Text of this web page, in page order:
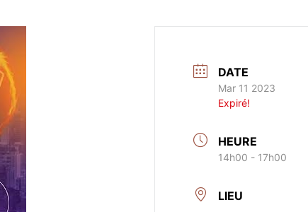
DATE
Mar 11 2023
Expiré!
HEURE
14h00 - 17h00
LIEU